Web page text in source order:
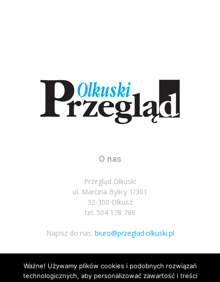
O nas
Przegląd Olkuski
ul. Marcina Bylicy 1/301
32-300 Olkusz
tel: 504 178 786
Napisz do nas: biuro@przeglad.olkuski.pl
Podążaj za nami
Ważne! Używamy plików cookies i podobnych rozwiązań
technologicznych, aby personalizować zawartość i treści